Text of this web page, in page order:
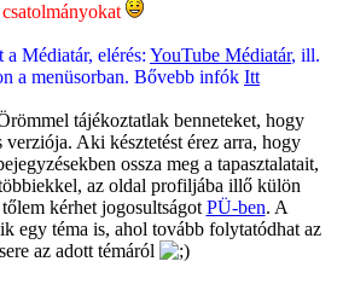
csatolmányokat
Médiatár, elérés: YouTube Médiatár, ill.
a menüsorban. Bővebb infók Itt
tájékoztatlak benneteket, hogy
verziója. Aki késztetést érez arra, hogy
ossza meg a tapasztalatait,
az oldal profiljába illő külön
kérhet jogosultságotPÜ-ben. A
egy téma is, ahol tovább folytatódhat az
az adott témáról